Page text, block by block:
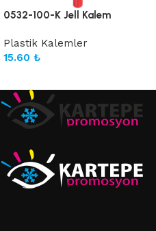
0532-100-K Jell Kalem
Plastik Kalemler
15.60 ₺